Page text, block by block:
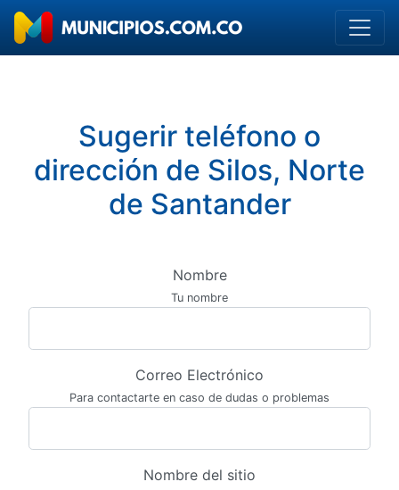
Sugerir teléfono o
dirección de Silos, Norte
de Santander
Nombre
Tu nombre
Correo Electrónico
Para contactarte en caso de dudas o problemas
Nombre del sitio